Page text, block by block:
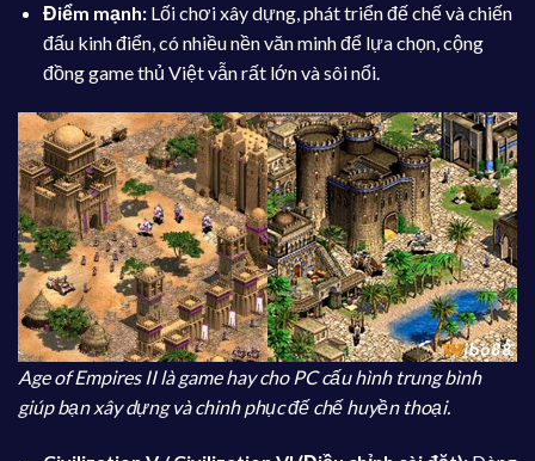
Điểm mạnh:Lối chơi xây dựng, phát triển đế chế và chiến
đấu kinh điển, có nhiều nền văn minh để lựa chọn, cộng
đồng game thủ Việt vẫn rất lớn và sôi nổi.
Age of Empires II là game hay cho PC cấu hình trung bình
giúp bạn xây dựng và chinh phục đế chế huyền thoại.